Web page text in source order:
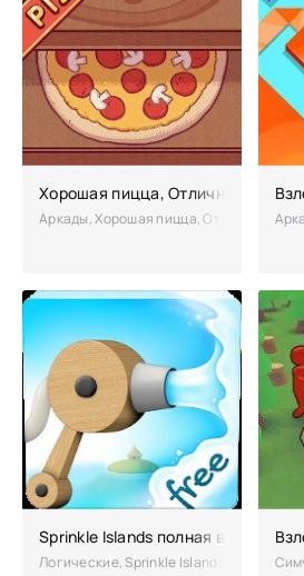
Хорошая пицца, Отличная пицца
Аркады, Хорошая пицца, Отличная
Sprinkle Islands полная версия
Логические, Sprinkle Islands –